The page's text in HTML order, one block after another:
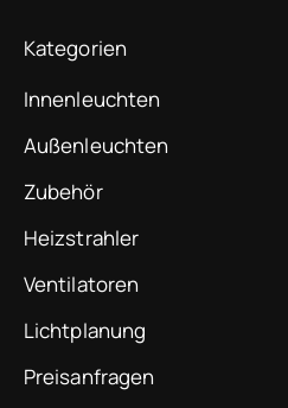
Kategorien
Innenleuchten
Außenleuchten
Zubehör
Heizstrahler
Ventilatoren
Lichtplanung
Preisanfragen